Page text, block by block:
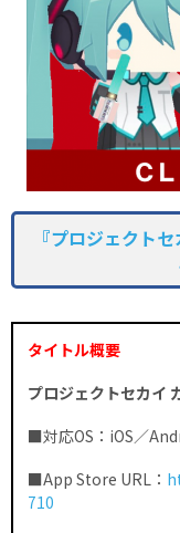
『プロジェクト
タイトル概要
プロジェクトセカイ
■対応OS：iOS／
■App Store URL：
710